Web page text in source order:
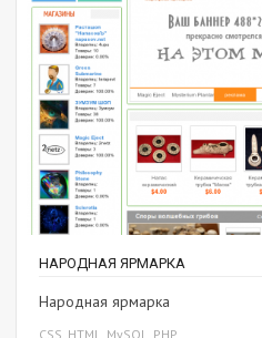
НАРОДНАЯ ЯРМАРКА
Народная ярмарка
CSS, HTML, MySQL, PHP